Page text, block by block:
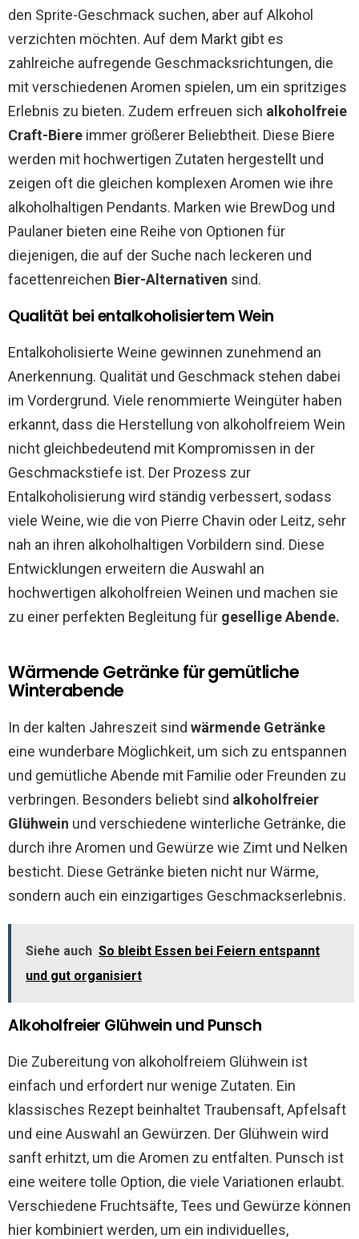
den Sprite-Geschmack suchen, aber auf Alkohol
verzichten möchten. Auf dem Markt gibt es
zahlreiche aufregende Geschmacksrichtungen, die
mit verschiedenen Aromen spielen, um ein spritziges
Erlebnis zu bieten. Zudem erfreuen sich alkoholfreie
Craft-Biere immer größerer Beliebtheit. Diese Biere
werden mit hochwertigen Zutaten hergestellt und
zeigen oft die gleichen komplexen Aromen wie ihre
alkoholhaltigen Pendants. Marken wie BrewDog und
Paulaner bieten eine Reihe von Optionen für
diejenigen, die auf der Suche nach leckeren und
facettenreichen Bier-Alternativen sind.
Qualität bei entalkoholisiertem Wein
Entalkoholisierte Weine gewinnen zunehmend an
Anerkennung. Qualität und Geschmack stehen dabei
im Vordergrund. Viele renommierte Weingüter haben
erkannt, dass die Herstellung von alkoholfreiem Wein
nicht gleichbedeutend mit Kompromissen in der
Geschmackstiefe ist. Der Prozess zur
Entalkoholisierung wird ständig verbessert, sodass
viele Weine, wie die von Pierre Chavin oder Leitz, sehr
nah an ihren alkoholhaltigen Vorbildern sind. Diese
Entwicklungen erweitern die Auswahl an
hochwertigen alkoholfreien Weinen und machen sie
zu einer perfekten Begleitung für gesellige Abende.
Wärmende Getränke für gemütliche
Winterabende
In der kalten Jahreszeit sind wärmende Getränke
eine wunderbare Möglichkeit, um sich zu entspannen
und gemütliche Abende mit Familie oder Freunden zu
verbringen. Besonders beliebt sind alkoholfreier
Glühwein und verschiedene winterliche Getränke, die
durch ihre Aromen und Gewürze wie Zimt und Nelken
besticht. Diese Getränke bieten nicht nur Wärme,
sondern auch ein einzigartiges Geschmackserlebnis.
Siehe auch So bleibt Essen bei Feiern entspannt
und gut organisiert
Alkoholfreier Glühwein und Punsch
Die Zubereitung von alkoholfreiem Glühwein ist
einfach und erfordert nur wenige Zutaten. Ein
klassisches Rezept beinhaltet Traubensaft, Apfelsaft
und eine Auswahl an Gewürzen. Der Glühwein wird
sanft erhitzt, um die Aromen zu entfalten. Punsch ist
eine weitere tolle Option, die viele Variationen erlaubt.
Verschiedene Fruchtsäfte, Tees und Gewürze können
hier kombiniert werden, um ein individuelles,